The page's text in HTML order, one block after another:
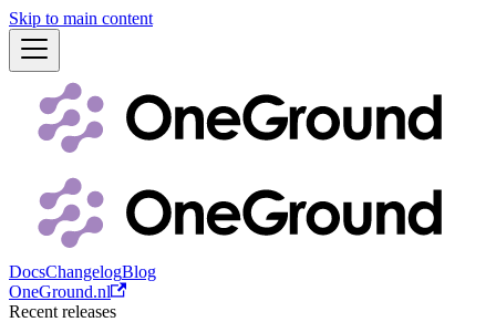
Skip to main content
DocsChangelogBlog
OneGround.nl
Recent releases